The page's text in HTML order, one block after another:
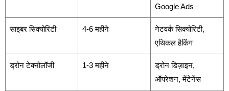
Google Ads
साइबर सिक्योरिटी 4-6 महीने
नेटवर्क सिक्योरिटी,
एथिकल हैकिंग
ड्रोन टेक्नोलॉजी 1-3 महीने
ड्रोन डिज़ाइन,
ऑपरेशन, मेंटेनेंस